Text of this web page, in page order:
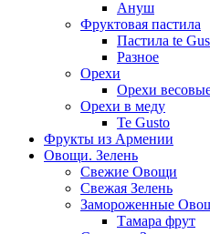
Ануш
Фруктовая пастила
Пастила te
Разное
Орехи
Орехи
Орехи в меду
Te Gusto
Фрукты из Армении
Овощи. Зелень
Свежие Овощи
Свежая Зелень
Замороженные
Тамара фрут